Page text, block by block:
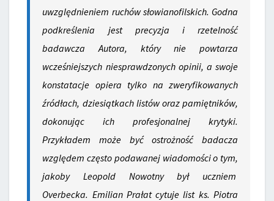
uwzględnieniem ruchów słowianofilskich. Godna
podkreślenia jest precyzja i rzetelność
badawcza Autora, który nie powtarza
wcześniejszych niesprawdzonych opinii, a swoje
konstatacje opiera tylko na zweryfikowanych
źródłach, dziesiątkach listów oraz pamiętników,
dokonując ich profesjonalnej krytyki.
Przykładem może być ostrożność badacza
względem często podawanej wiadomości o tym,
jakoby Leopold Nowotny był uczniem
Overbecka. Emilian Prałat cytuje list ks. Piotra